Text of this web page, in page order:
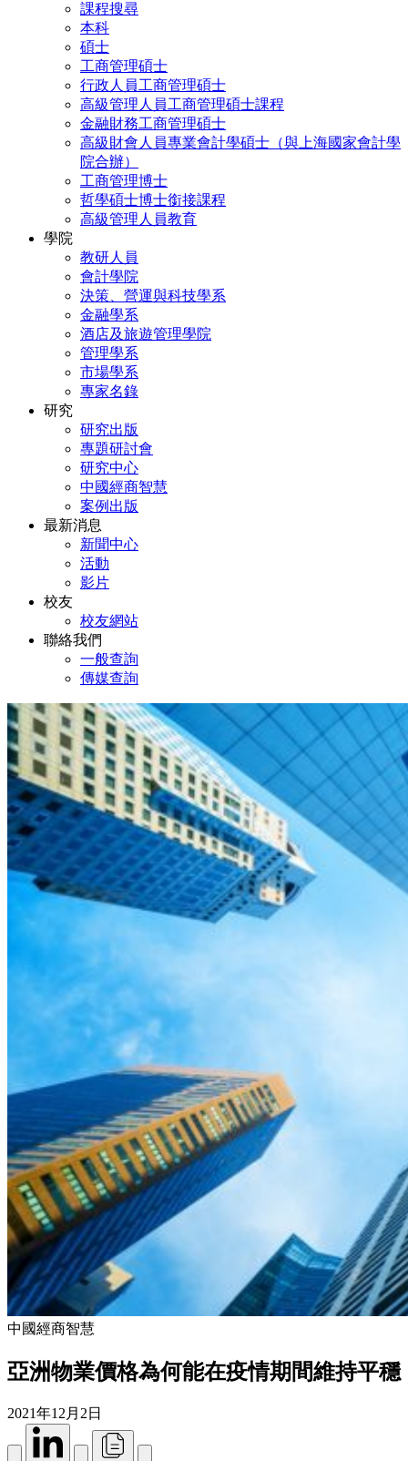
課程搜尋
本科
碩士
工商管理碩士
行政人員工商管理碩士
高級管理人員工商管理碩士課程
金融財務工商管理碩士
高級財會人員專業會計學碩士（與上海國家會計學
院合辦）
工商管理博士
哲學碩士博士銜接課程
高級管理人員教育
學院
教研人員
會計學院
決策、營運與科技學系
金融學系
酒店及旅遊管理學院
管理學系
市場學系
專家名錄
研究
研究出版
專題研討會
研究中心
中國經商智慧
案例出版
最新消息
新聞中心
活動
影片
校友
校友網站
聯絡我們
一般查詢
傳媒查詢
中國經商智慧
亞洲物業價格為何能在疫情期間維持平穩
2021年12月2日